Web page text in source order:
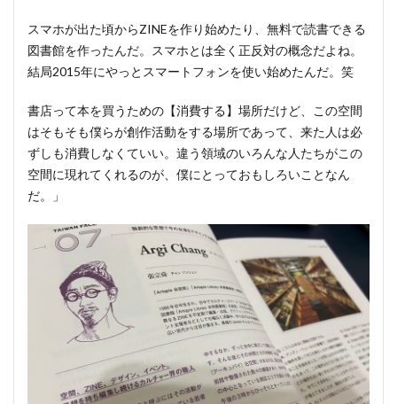
った
ら、
台中
る
のお
店に
もぜ
ひ。
6.1
「佔空間
Artqpie」
＆「本冊
圖書館
Artqpie
Library」
スマホが出た頃からZINEを作り始めたり、無料で読書できる
図書館を作ったんだ。スマホとは全く正反対の概念だよね。
結局2015年にやっとスマートフォンを使い始めたんだ。笑
書店って本を買うための【消費する】場所だけど、この空間
はそもそも僕らが創作活動をする場所であって、来た人は必
ずしも消費しなくていい。違う領域のいろんな人たちがこの
空間に現れてくれるのが、僕にとっておもしろいことなん
だ。」